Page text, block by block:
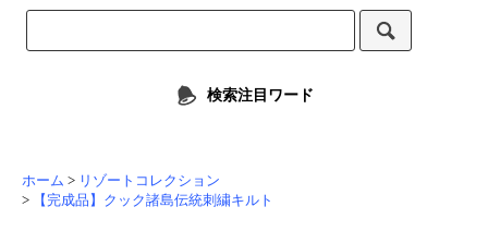
検索注目ワード
ホーム > リゾートコレクション
>
【完成品】クック諸島伝統刺繍キルト